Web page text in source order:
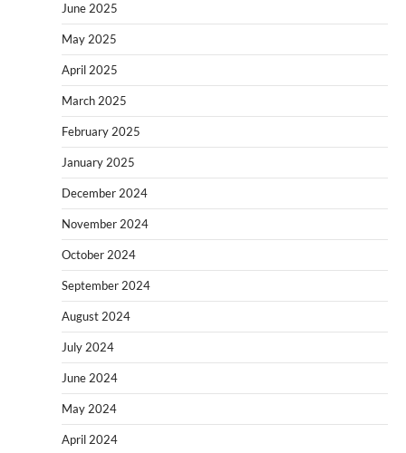
June 2025
May 2025
April 2025
March 2025
February 2025
January 2025
December 2024
November 2024
October 2024
September 2024
August 2024
July 2024
June 2024
May 2024
April 2024